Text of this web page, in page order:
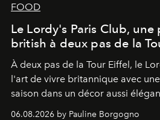
FOOD
Le Lordy's Paris Club, une
british à deux pas de la
À deux pas de la Tour Eiffel, le
l'art de vivre britannique avec
saison dans un décor aussi
06.08.2026 by Pauline Borgogno